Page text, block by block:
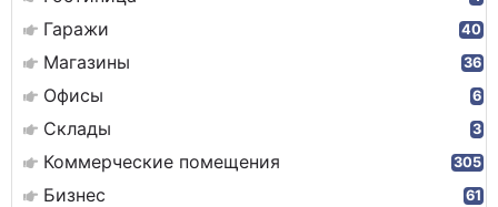
Гаражи 40
Магазины 36
Офисы 6
Склады 3
Коммерческие помещения 305
Бизнес 61